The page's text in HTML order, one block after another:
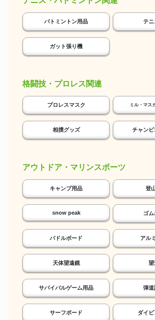
バトミントン用品 テニ
ガット張り機
格闘技・プロレス関連
プロレスマスク ミル・マス
相撲グッズ チャンピ
アウトドア・マリンスポーツ
キャンプ用品 登
snow peak ゴム
パドルボード アル
天体望遠鏡 望
サバイバルゲーム用品 弾道
サーフボード ダイ